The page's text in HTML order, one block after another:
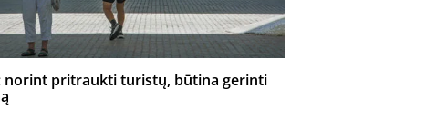
norint pritraukti turistų, būtina gerinti